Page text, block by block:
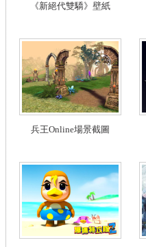
《新絕代雙驕》壁紙
兵王Online場景截圖